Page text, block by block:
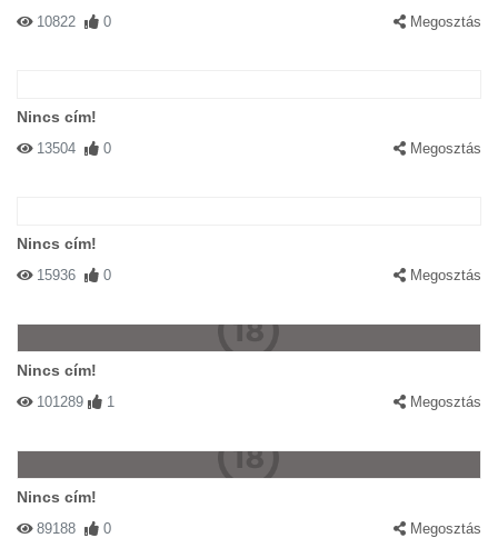
10822 0 Megosztás
Nincs cím!
13504 0 Megosztás
Nincs cím!
15936 0 Megosztás
Nincs cím!
101289 1 Megosztás
Nincs cím!
89188 0 Megosztás